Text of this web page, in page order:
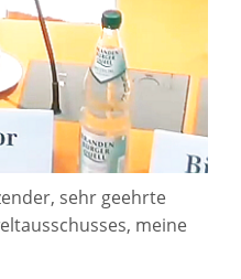
sehr geehrte
meine